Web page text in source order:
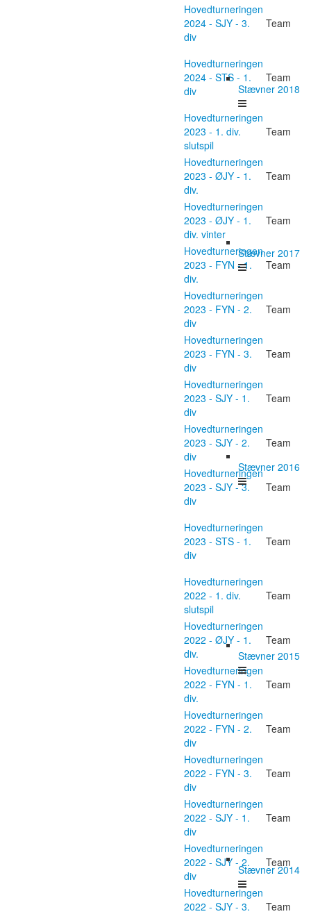
Hovedturneringen
2024 - SJY - 3.
div
Team
Hovedturneringen
2024 - STS - 1.
div
Team
Hovedturneringen
2023 - 1. div.
slutspil
Team
Hovedturneringen
2023 - ØJY - 1.
div.
Team
Hovedturneringen
2023 - ØJY - 1.
div. vinter
Team
Hovedturneringen
2023 - FYN - 1.
div.
Team
Hovedturneringen
2023 - FYN - 2.
div
Team
Hovedturneringen
2023 - FYN - 3.
div
Team
Hovedturneringen
2023 - SJY - 1.
div
Team
Hovedturneringen
2023 - SJY - 2.
div
Team
Hovedturneringen
2023 - SJY - 3.
div
Team
Hovedturneringen
2023 - STS - 1.
div
Team
Hovedturneringen
2022 - 1. div.
slutspil
Team
Hovedturneringen
2022 - ØJY - 1.
div.
Team
Hovedturneringen
2022 - FYN - 1.
div.
Team
Hovedturneringen
2022 - FYN - 2.
div
Team
Hovedturneringen
2022 - FYN - 3.
div
Team
Hovedturneringen
2022 - SJY - 1.
div
Team
Hovedturneringen
2022 - SJY - 2.
div
Team
Hovedturneringen
2022 - SJY - 3.
Team
Stævner 2018
Stævner 2017
Stævner 2016
Stævner 2015
Stævner 2014